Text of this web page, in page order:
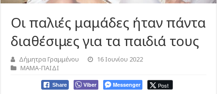
Οι παλιές μαμάδες ήταν πάντα
διαθέσιμες για τα παιδιά τους
Δήμητρα Γραμμένου
16 Ιουνίου 2022
ΜΑΜΑ-ΠΑΙΔΙ
Share Viber Messenger Post